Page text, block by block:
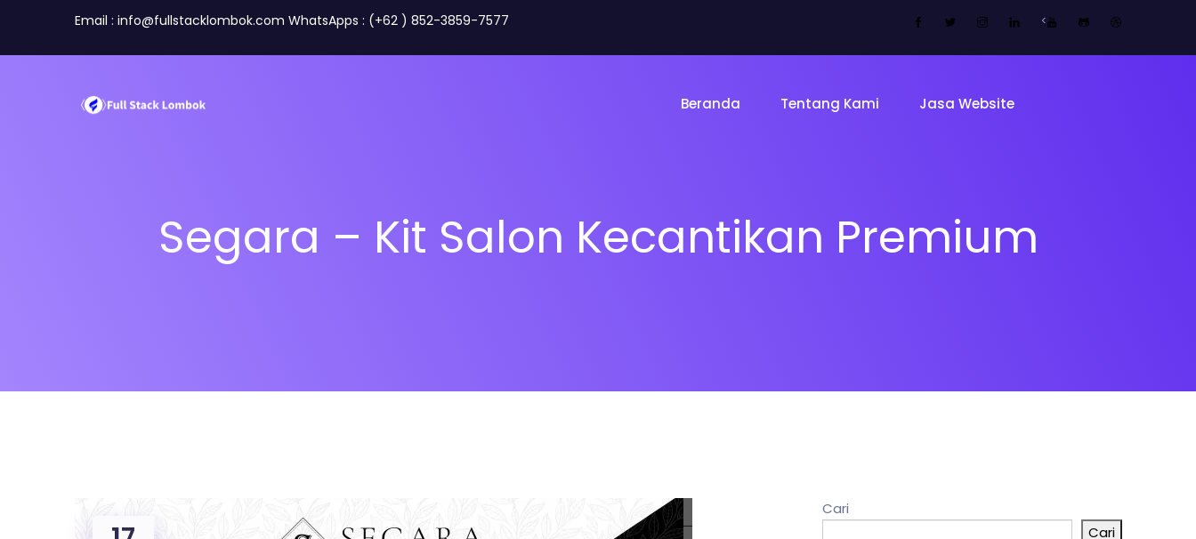
Email : info@fullstacklombok.com WhatsApps : (+62 ) 852-3859-7577 <
Beranda Tentang Kami
Mitra
Jasa Website
Segara – Kit Salon Kecantikan Premium
Cari
Cari